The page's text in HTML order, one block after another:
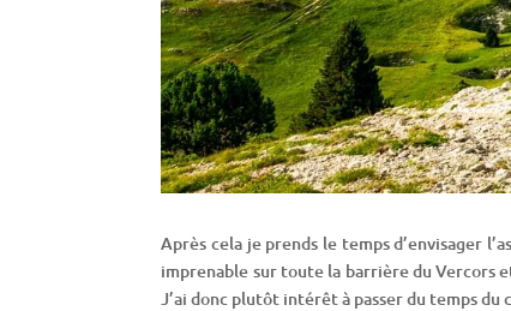
Après cela je prends le temps d’envisager
imprenable sur toute la barrière du Vercors
J’ai donc plutôt intérêt à passer du temps